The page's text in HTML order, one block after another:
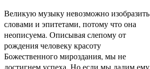
Великую музыку невозможно изобразить
словами и эпитетами, потому что она
неописуема. Описывая слепому от
рождения человеку красоту
Божественного мироздания, мы не
достигнем успеха. Но если мы дадим ему